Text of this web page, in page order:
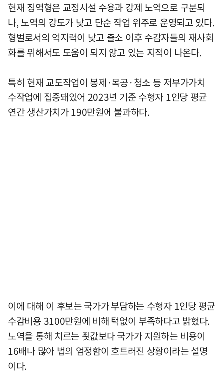
현재 징역형은 교정시설 수용과 강제 노역으로 구분되
나, 노역의 강도가 낮고 단순 작업 위주로 운영되고 있다.
형벌로서의 억지력이 낮고 출소 이후 수감자들의 재사회
화를 위해서도 도움이 되지 않고 있는 지적이 나온다.
특히 현재 교도작업이 봉제·목공·청소 등 저부가가치
수작업에 집중돼있어 2023년 기준 수형자 1인당 평균
연간 생산가치가 190만원에 불과하다.
이에 대해 이 후보는 국가가 부담하는 수형자 1인당 평균
수감비용 3100만원에 비해 턱없이 부족하다고 밝혔다.
노역을 통해 치르는 죗값보다 국가가 지원하는 비용이
16배나 많아 법의 엄정함이 흐트러진 상황이라는 설명
이다.